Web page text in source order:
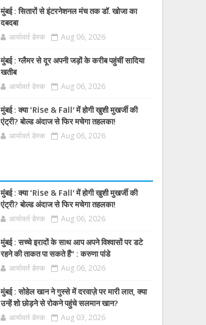
मुंबई : सितारों से इंटरनेशनल मंच तक डॉ. खोजा का
दबदबा
आर्यावर्त डेस्क Aug 06, 2026
मुंबई : ग्लैमर से दूर अपनी जड़ों के करीब पहुंचीं सादिया
खतीब
आर्यावर्त डेस्क Aug 06, 2026
मुंबई : क्या ‘Rise & Fall’ में होगी खुशी मुखर्जी की
एंट्री? बोल्ड अंदाज से फिर मचेगा तहलका!
आर्यावर्त डेस्क Aug 06, 2026
मुंबई : क्या ‘Rise & Fall’ में होगी खुशी मुखर्जी की
एंट्री? बोल्ड अंदाज से फिर मचेगा तहलका!
आर्यावर्त डेस्क Aug 06, 2026
मुंबई : सच्चे इरादों के साथ आप अपने विश्वासों पर डटे
रहने की ताकत पा सकते हैं” : करुणा पांडे
आर्यावर्त डेस्क Aug 06, 2026
मुंबई : सोहेल खान ने गुस्से में दरवाज़े पर मारी लात, क्या
उन्हें शो छोड़ने से रोकने पहुंचे सलमान खान?
आर्यावर्त डेस्क Aug 03, 2026